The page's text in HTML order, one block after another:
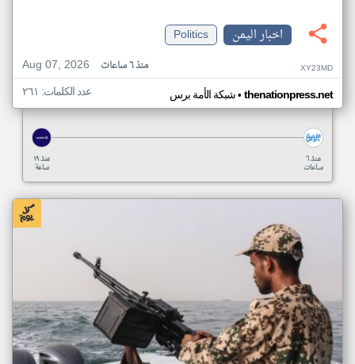
اخبار اليمن
Politics
Aug 07, 2026
منذ ٦ ساعات XY23MD
شبكة الأمة برس• thenationpress.net عدد الكلمات: ٢٦١
منذ ١٩
ساعة
منذ ٦
ساعات